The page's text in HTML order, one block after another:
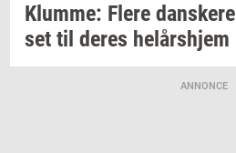
Klum­me: Flere dan­ske­re
set til deres helårs­hjem
ANNONCE